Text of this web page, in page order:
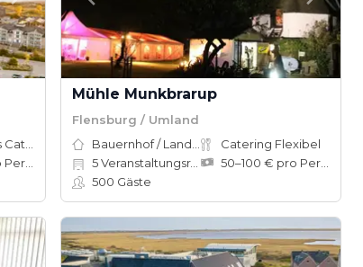
Mühle Munkbrarup
Flensburg / Umland
Catering Flexibel
5Veranstaltungsräume
500 Gäste